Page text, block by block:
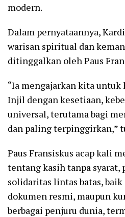
modern.
Dalam pernyataannya,
warisan spiritual dan
ditinggalkan oleh Paus
“Ia mengajarkan kita
Injil dengan kesetiaan,
universal, terutama bagi
dan paling terpinggirkan,”
Paus Fransiskus acap kali
tentang kasih tanpa syarat,
solidaritas lintas batas,
dokumen resmi, maupun
berbagai penjuru dunia,